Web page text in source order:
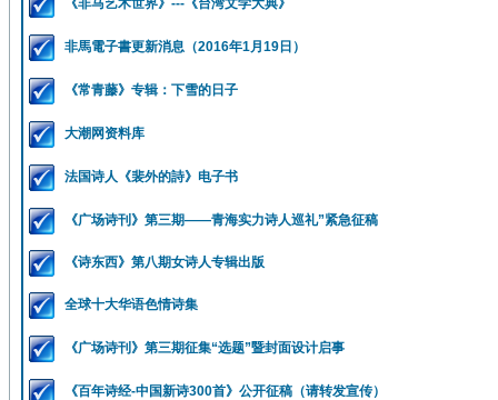
《非马艺术世界》---《台湾文学大典》
非馬電子書更新消息（2016年1月19日）
《常青藤》专辑：下雪的日子
大潮网资料库
法国诗人《裴外的詩》电子书
《广场诗刊》第三期——青海实力诗人巡礼”紧急征稿
《诗东西》第八期女诗人专辑出版
全球十大华语色情诗集
《广场诗刊》第三期征集“选题”暨封面设计启事
《百年诗经-中国新诗300首》公开征稿（请转发宣传）